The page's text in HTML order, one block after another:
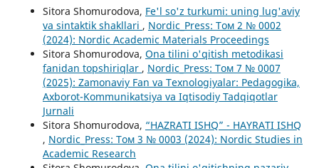
Sitora Shomurodova, Fe'l so'z turkumi: uning lug'aviy
va sintaktik shakllari , Nordic_Press: Том 2 № 0002
(2024): Nordic Academic Materials Proceedings
Sitora Shomurodova, Ona tilini o'qitish metodikasi
fanidan topshiriqlar , Nordic_Press: Том 7 № 0007
(2025): Zamonaviy Fan va Texnologiyalar: Pedagogika,
Axborot-Kommunikatsiya va Iqtisodiy Tadqiqotlar
Jurnali
Sitora Shomurodova, “HAZRATI ISHQ” - HAYRATI ISHQ
, Nordic_Press: Том 3 № 0003 (2024): Nordic Studies in
Academic Research